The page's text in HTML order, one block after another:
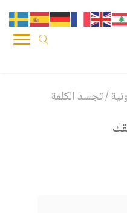
/تجسد الكلمة